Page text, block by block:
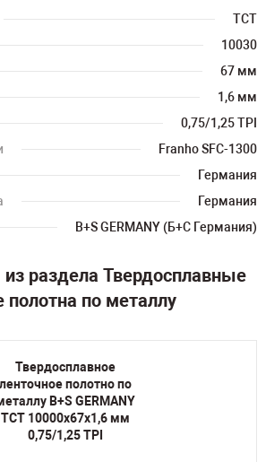
TCT
10030
67 мм
1,6 мм
0,75/1,25 TPI
Franho SFC-1300
Германия
Германия
B+S GERMANY (Б+С Германия)
раздела Твердосплавные
полотна по металлу
Твердосплавное
ленточное полотно по
B+S GERMANY
TCT 10000х67х1,6 мм
0,75/1,25 TPI